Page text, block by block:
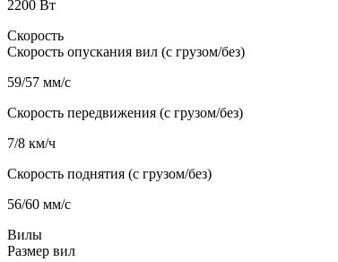
2200 Вт
Скорость
Скорость опускания вил (с грузом/без)
59/57 мм/с
Скорость передвижения (с грузом/без)
7/8 км/ч
Скорость поднятия (с грузом/без)
56/60 мм/с
Вилы
Размер вил